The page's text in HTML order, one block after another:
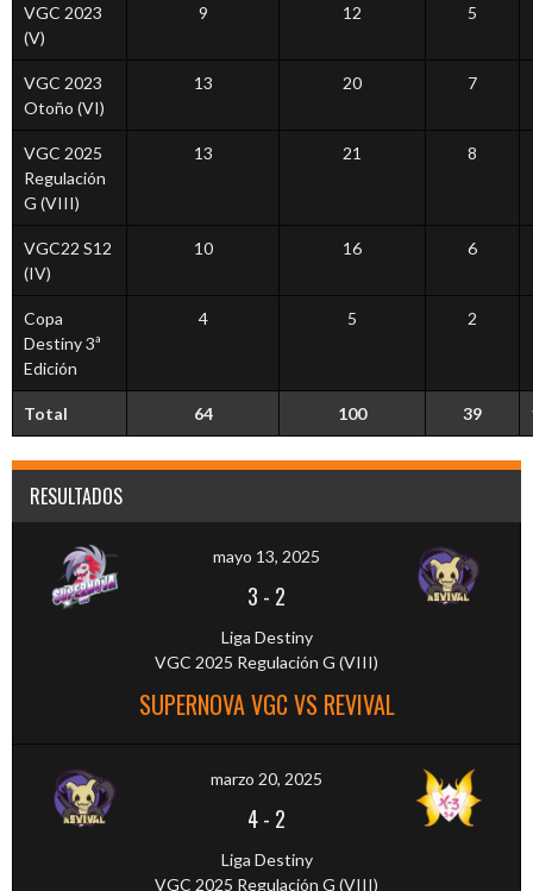
VGC 2023
(V)
9 12 5
VGC 2023
Otoño (VI)
13 20 7
VGC 2025
Regulación
G (VIII)
13 21 8
VGC22 S12
(IV)
10 16 6
Copa
Destiny 3ª
Edición
4 5 2
Total 64 100 39
RESULTADOS
mayo 13, 2025
3 - 2
Liga Destiny
VGC 2025 Regulación G (VIII)
SUPERNOVA VGC VS REVIVAL
marzo 20, 2025
4- 2
Liga Destiny
VGC 2025 Regulación G (VIII)